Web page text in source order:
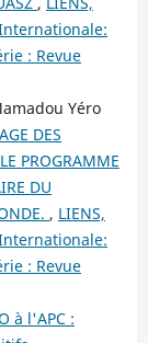
: Revue
Yéro
DES
PROGRAMME
DU
, LIENS,
: Revue
à l'APC :